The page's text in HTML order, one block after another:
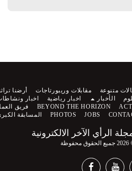
متنوعة مقابلات وريبورتاجات
أرضنا تراثنا
الأخبار اخبار رياضية
اخبار ونشاطات
BEYOND THE HORIZON
فريق العمل
JOBS
PHOTOS المسابقة الكبرى